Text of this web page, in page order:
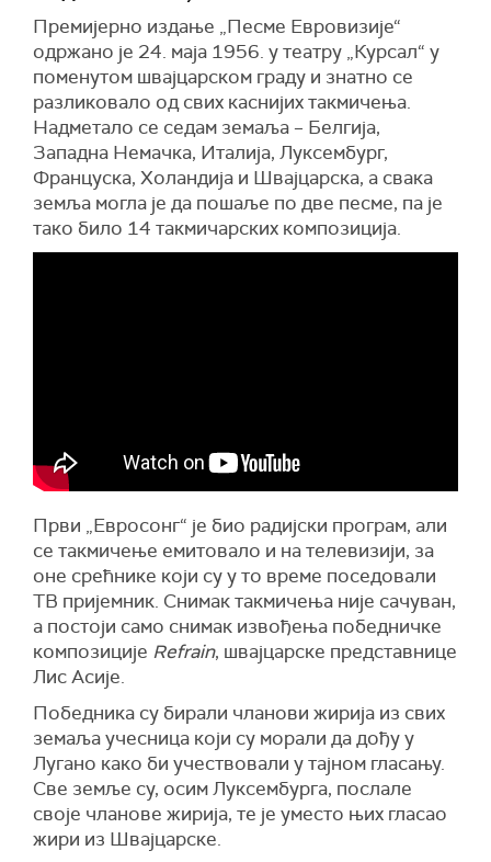
Премијерно издање „Песме Евровизије“
одржано је 24. маја 1956. у театру „Курсал“ у
поменутом швајцарском граду и знатно се
разликовало од свих каснијих такмичења.
Надметало се седам земаља – Белгија,
Западна Немачка, Италија, Луксембург,
Француска, Холандија и Швајцарска, а свака
земља могла је да пошаље по две песме, па је
тако било 14 такмичарских композиција.
Први „Евросонг“ је био радијски програм, али
се такмичење емитовало и на телевизији, за
оне срећнике који су у то време поседовали
ТВ пријемник. Снимак такмичења није сачуван,
а постоји само снимак извођења победничке
композиције Refrain, швајцарске представнице
Лис Асије.
Победника су бирали чланови жирија из свих
земаља учесница који су морали да дођу у
Лугано како би учествовали у тајном гласању.
Све земље су, осим Луксембурга, послале
своје чланове жирија, те је уместо њих гласао
жири из Швајцарске.